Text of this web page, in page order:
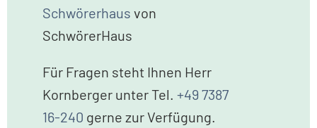
Schwörerhaus von
SchwörerHaus
Für Fragen steht Ihnen Herr
Kornberger unter Tel. +49 7387
16-240 gerne zur Verfügung.